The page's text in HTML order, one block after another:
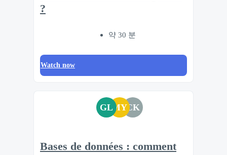
?
약 30 분
Watch now
GLMYCK
Bases de données : comment